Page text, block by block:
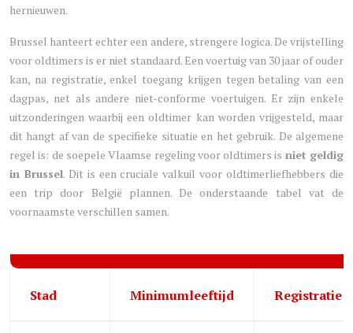
hernieuwen.
Brussel hanteert echter een andere, strengere logica. De vrijstelling
voor oldtimers is er niet standaard. Een voertuig van 30 jaar of ouder
kan, na registratie, enkel toegang krijgen tegen betaling van een
dagpas, net als andere niet-conforme voertuigen. Er zijn enkele
uitzonderingen waarbij een oldtimer kan worden vrijgesteld, maar
dit hangt af van de specifieke situatie en het gebruik. De algemene
regel is: de soepele Vlaamse regeling voor oldtimers is niet geldig
in Brussel. Dit is een cruciale valkuil voor oldtimerliefhebbers die
een trip door België plannen. De onderstaande tabel vat de
voornaamste verschillen samen.
Stad Minimumleeftijd Registratie